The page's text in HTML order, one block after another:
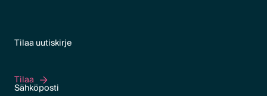
Tilaa uutiskirje
Tilaa
Tilaa